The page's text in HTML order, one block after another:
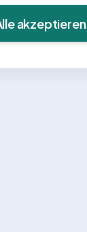
akzeptieren